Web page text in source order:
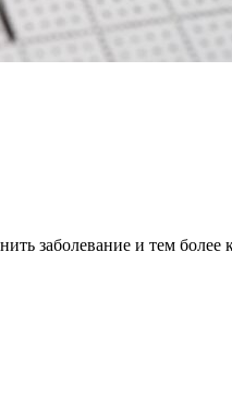
заболевание и тем более